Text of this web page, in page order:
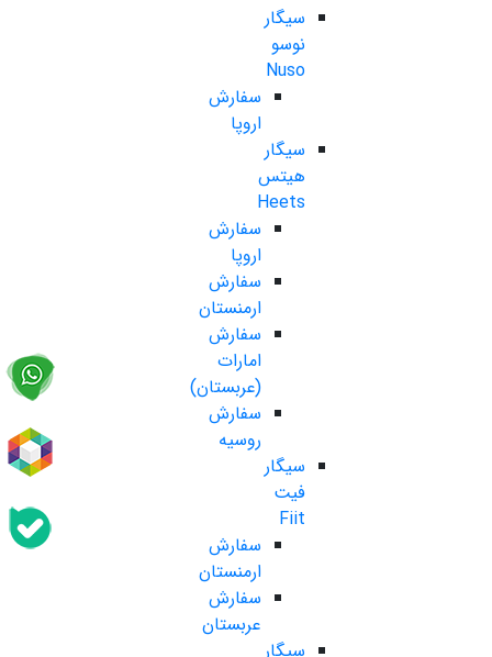
سیگار
نوسو
Nuso
سفارش
اروپا
سیگار
هیتس
Heets
سفارش
اروپا
سفارش
ارمنستان
سفارش
امارات
(عربستان)
سفارش
روسیه
سیگار
فیت
Fiit
سفارش
ارمنستان
سفارش
عربستان
سیگار